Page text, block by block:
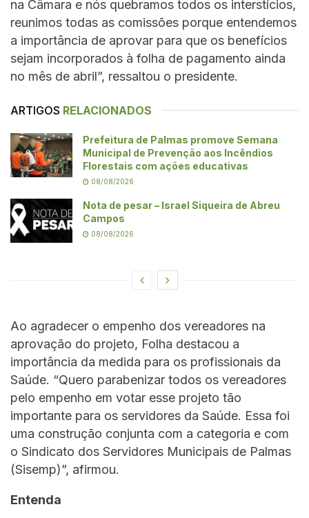
na Câmara e nós quebramos todos os interstícios,
reunimos todas as comissões porque entendemos
a importância de aprovar para que os benefícios
sejam incorporados à folha de pagamento ainda
no mês de abril”, ressaltou o presidente.
ARTIGOS RELACIONADOS
Prefeitura de Palmas promove Semana
Municipal de Prevenção aos Incêndios
Florestais com ações educativas
08/08/2026
Nota de pesar – Israel Siqueira de Abreu
Campos
08/08/2026
Ao agradecer o empenho dos vereadores na
aprovação do projeto, Folha destacou a
importância da medida para os profissionais da
Saúde. “Quero parabenizar todos os vereadores
pelo empenho em votar esse projeto tão
importante para os servidores da Saúde. Essa foi
uma construção conjunta com a categoria e com
o Sindicato dos Servidores Municipais de Palmas
(Sisemp)”, afirmou.
Entenda